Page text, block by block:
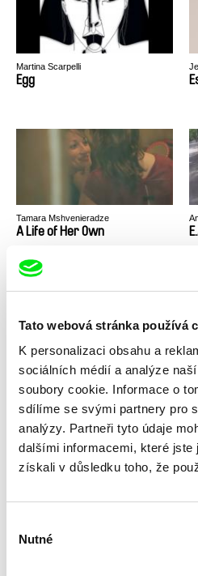
Tato webová stránka používá
K personalizaci obsahu a
sociálních médií a analýze
soubory cookie. Informace o
sdílíme se svými partnery pro
analýzy. Partneři tyto údaje
dalšími informacemi, které jste
získali v důsledku toho, že
souhlasu
Nutné
Martina Scarpelli
Egg
Tamara Mshvenieradze
A Life of Her Own
Levan Adamia
Jester’s Calendar
My Piece of The Earth